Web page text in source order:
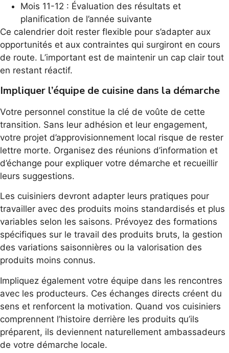
Mois 11-12 : Évaluation des résultats et
planification de l’année suivante
Ce calendrier doit rester flexible pour s’adapter aux
opportunités et aux contraintes qui surgiront en cours
de route. L’important est de maintenir un cap clair tout
en restant réactif.
Impliquer l’équipe de cuisine dans la démarche
Votre personnel constitue la clé de voûte de cette
transition. Sans leur adhésion et leur engagement,
votre projet d’approvisionnement local risque de rester
lettre morte. Organisez des réunions d’information et
d’échange pour expliquer votre démarche et recueillir
leurs suggestions.
Les cuisiniers devront adapter leurs pratiques pour
travailler avec des produits moins standardisés et plus
variables selon les saisons. Prévoyez des formations
spécifiques sur le travail des produits bruts, la gestion
des variations saisonnières ou la valorisation des
produits moins connus.
Impliquez également votre équipe dans les rencontres
avec les producteurs. Ces échanges directs créent du
sens et renforcent la motivation. Quand vos cuisiniers
comprennent l’histoire derrière les produits qu’ils
préparent, ils deviennent naturellement ambassadeurs
de votre démarche locale.